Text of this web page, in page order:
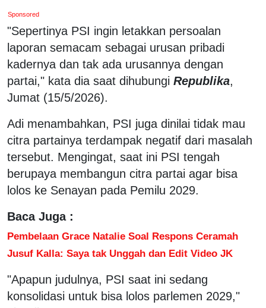
Sponsored
"Sepertinya PSI ingin letakkan persoalan
laporan semacam sebagai urusan pribadi
kadernya dan tak ada urusannya dengan
partai," kata dia saat dihubungi Republika,
Jumat (15/5/2026).
Adi menambahkan, PSI juga dinilai tidak mau
citra partainya terdampak negatif dari masalah
tersebut. Mengingat, saat ini PSI tengah
berupaya membangun citra partai agar bisa
lolos ke Senayan pada Pemilu 2029.
Baca Juga :
Pembelaan Grace Natalie Soal Respons Ceramah
Jusuf Kalla: Saya tak Unggah dan Edit Video JK
"Apapun judulnya, PSI saat ini sedang
konsolidasi untuk bisa lolos parlemen 2029,"